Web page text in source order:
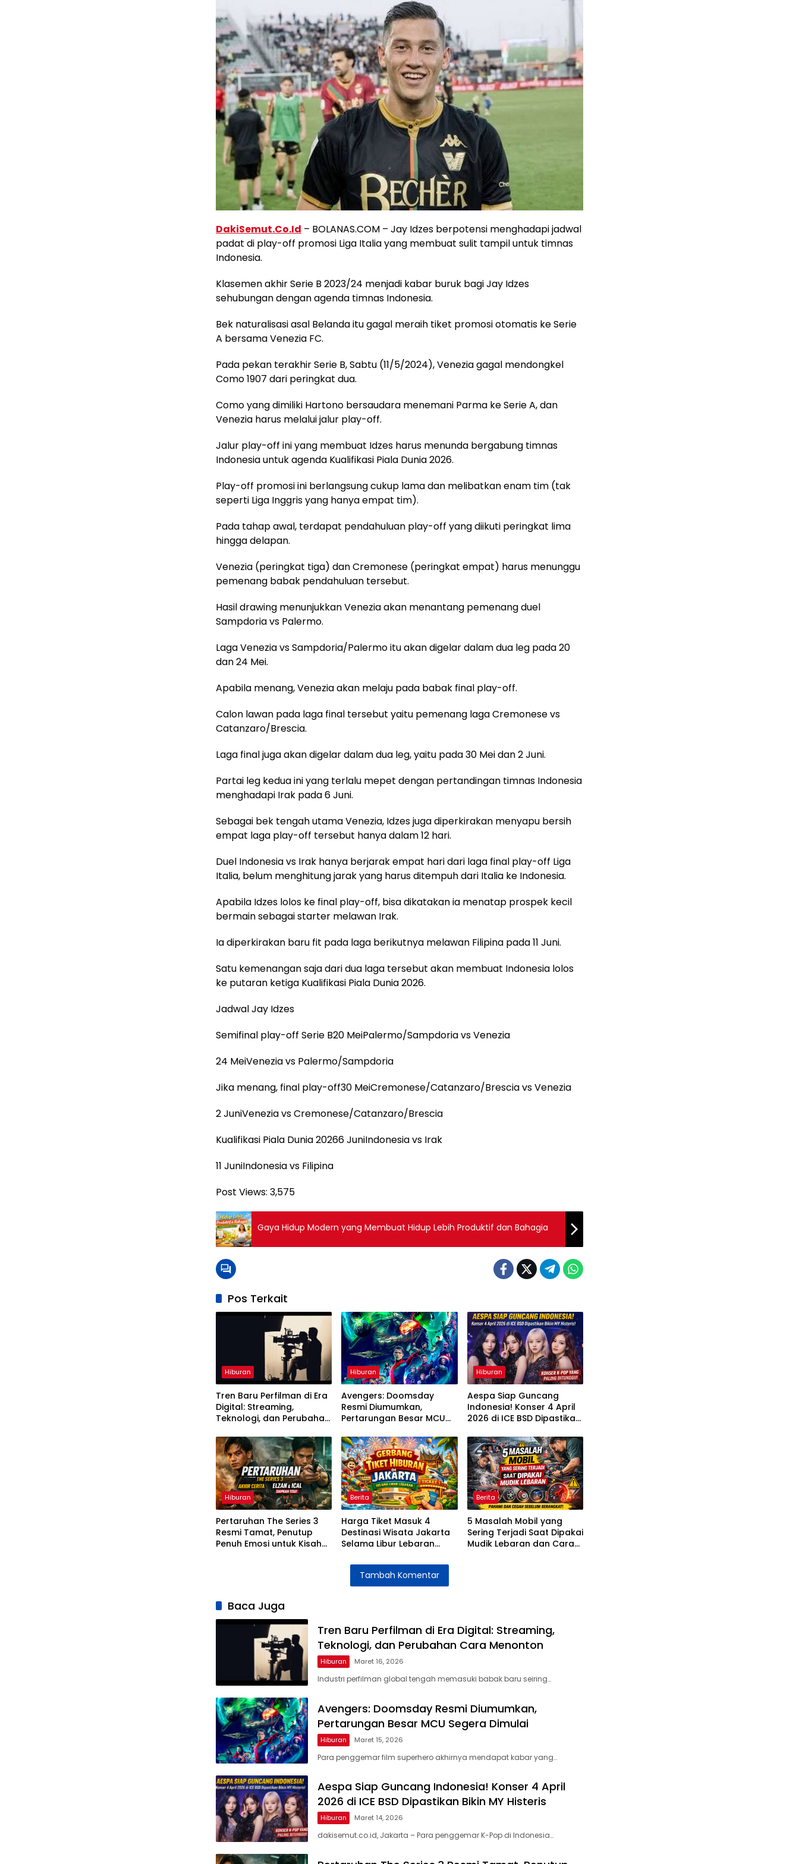
DakiSemut.Co.Id – BOLANAS.COM – Jay Idzes berpotensi menghadapi jadwal
padat di play-off promosi Liga Italia yang membuat sulit tampil untuk timnas
Indonesia.
Klasemen akhir Serie B 2023/24 menjadi kabar buruk bagi Jay Idzes
sehubungan dengan agenda timnas Indonesia.
Bek naturalisasi asal Belanda itu gagal meraih tiket promosi otomatis ke Serie
A bersama Venezia FC.
Pada pekan terakhir Serie B, Sabtu (11/5/2024), Venezia gagal mendongkel
Como 1907 dari peringkat dua.
Como yang dimiliki Hartono bersaudara menemani Parma ke Serie A, dan
Venezia harus melalui jalur play-off.
Jalur play-off ini yang membuat Idzes harus menunda bergabung timnas
Indonesia untuk agenda Kualifikasi Piala Dunia 2026.
Play-off promosi ini berlangsung cukup lama dan melibatkan enam tim (tak
seperti Liga Inggris yang hanya empat tim).
Pada tahap awal, terdapat pendahuluan play-off yang diikuti peringkat lima
hingga delapan.
Venezia (peringkat tiga) dan Cremonese (peringkat empat) harus menunggu
pemenang babak pendahuluan tersebut.
Hasil drawing menunjukkan Venezia akan menantang pemenang duel
Sampdoria vs Palermo.
Laga Venezia vs Sampdoria/Palermo itu akan digelar dalam dua leg pada 20
dan 24 Mei.
Apabila menang, Venezia akan melaju pada babak final play-off.
Calon lawan pada laga final tersebut yaitu pemenang laga Cremonese vs
Catanzaro/Brescia.
Laga final juga akan digelar dalam dua leg, yaitu pada 30 Mei dan 2 Juni.
Partai leg kedua ini yang terlalu mepet dengan pertandingan timnas Indonesia
menghadapi Irak pada 6 Juni.
Sebagai bek tengah utama Venezia, Idzes juga diperkirakan menyapu bersih
empat laga play-off tersebut hanya dalam 12 hari.
Duel Indonesia vs Irak hanya berjarak empat hari dari laga final play-off Liga
Italia, belum menghitung jarak yang harus ditempuh dari Italia ke Indonesia.
Apabila Idzes lolos ke final play-off, bisa dikatakan ia menatap prospek kecil
bermain sebagai starter melawan Irak.
Ia diperkirakan baru fit pada laga berikutnya melawan Filipina pada 11 Juni.
Satu kemenangan saja dari dua laga tersebut akan membuat Indonesia lolos
ke putaran ketiga Kualifikasi Piala Dunia 2026.
Jadwal Jay Idzes
Semifinal play-off Serie B20 MeiPalermo/Sampdoria vs Venezia
24 MeiVenezia vs Palermo/Sampdoria
Jika menang, final play-off30 MeiCremonese/Catanzaro/Brescia vs Venezia
2 JuniVenezia vs Cremonese/Catanzaro/Brescia
Kualifikasi Piala Dunia 20266 JuniIndonesia vs Irak
11 JuniIndonesia vs Filipina
Post Views: 3,575
Gaya Hidup Modern yang Membuat Hidup Lebih Produktif dan Bahagia
Pos Terkait
Hiburan
Tren Baru Perfilman di Era
Digital: Streaming,
Teknologi, dan Perubahan
Hiburan
Avengers: Doomsday
Resmi Diumumkan,
Pertarungan Besar MCU
Hiburan
Aespa Siap Guncang
Indonesia! Konser 4 April
2026 di ICE BSD Dipastikan
Hiburan
Pertaruhan The Series 3
Resmi Tamat, Penutup
Penuh Emosi untuk Kisah
Berita
Harga Tiket Masuk 4
Destinasi Wisata Jakarta
Selama Libur Lebaran
Berita
5 Masalah Mobil yang
Sering Terjadi Saat Dipakai
Mudik Lebaran dan Cara
Tambah Komentar
Baca Juga
Tren Baru Perfilman di Era Digital: Streaming,
Teknologi, dan Perubahan Cara Menonton
Hiburan Maret 16, 2026
Industri perfilman global tengah memasuki babak baru seiring…
Avengers: Doomsday Resmi Diumumkan,
Pertarungan Besar MCU Segera Dimulai
Hiburan Maret 15, 2026
Para penggemar film superhero akhirnya mendapat kabar yang…
Aespa Siap Guncang Indonesia! Konser 4 April
2026 di ICE BSD Dipastikan Bikin MY Histeris
Hiburan Maret 14, 2026
dakisemut.co.id, Jakarta – Para penggemar K-Pop di Indonesia…